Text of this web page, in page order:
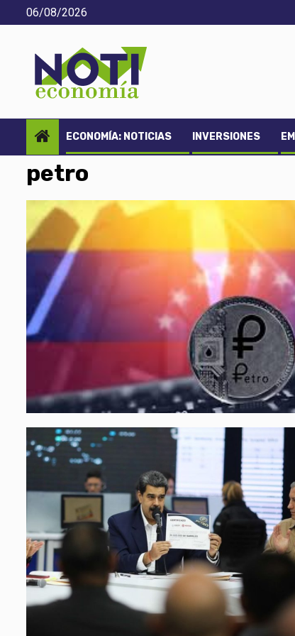
Saltar
al
06/08/2026
ECONOMÍA: NOTICIAS INVERSIONES
petro